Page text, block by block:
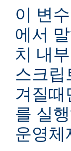
이 변
에서
치 내
스크립
겨질때
를 실
운영체